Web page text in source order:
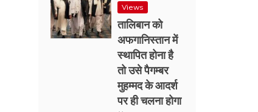
Views
तालिबान को
अफगानिस्तान में
स्थापित होना है
तो उसे पैगम्बर
मुहम्मद के आदर्श
पर ही चलना होगा